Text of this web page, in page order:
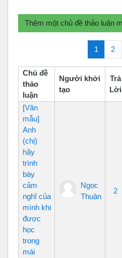
Thêm một chủ đề thảo luận
1 (current)
2
Chủ đề
thảo
luận
Người khởi
tạo
Trả
Lời
[Văn
mẫu]
Anh
(chị)
hãy
trình
bày
cảm
nghĩ của
mình khi
được
học
trong
mái
Ngọc
Thuận
2